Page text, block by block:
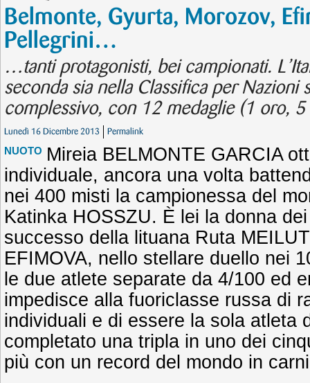
Belmonte, Gyurta, Morozov,
Pellegrini…
…tanti protagonisti, bei campionati.
seconda sia nella Classifica per Nazioni
complessivo, con 12 medaglie (1 oro,
Lunedì 16 Dicembre 2013 Permalink
NUOTO Mireia BELMONTE GARCIA
individuale, ancora una volta
nei 400 misti la campionessa del
Katinka HOSSZU. È lei la donna
successo della lituana Ruta
EFIMOVA, nello stellare duello nei
le due atlete separate da 4/100 ed
impedisce alla fuoriclasse russa di
individuali e di essere la sola atleta
completato una tripla in uno dei
più con un record del mondo in